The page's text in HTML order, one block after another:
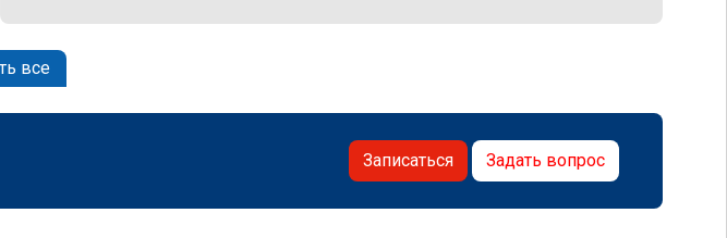
все
Записаться Задать вопрос